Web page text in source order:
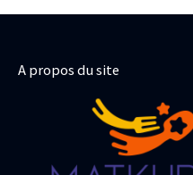
A propos du site